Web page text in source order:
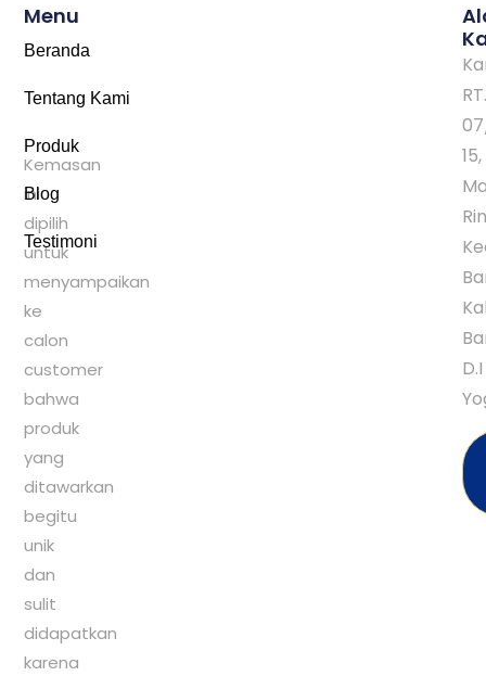
Kemasan
ini
dipilih
untuk
menyampaikan
ke
calon
customer
bahwa
produk
yang
ditawarkan
begitu
unik
dan
sulit
didapatkan
karena
Menu
Beranda
Tentang Kami
Produk
Blog
Testimoni
RT.
15,
D.I